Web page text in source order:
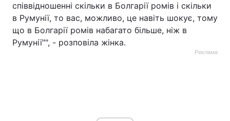
співвідношенні скільки в Болгарії ромів і скільки
в Румунії, то вас, можливо, це навіть шокує, тому
що в Болгарії ромів набагато більше, ніж в
Румунії"", - розповіла жінка.
Реклама